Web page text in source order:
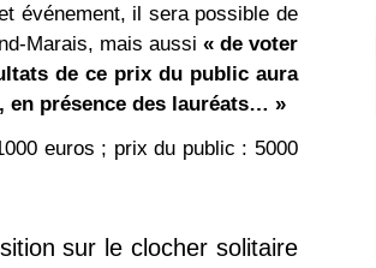
événement, il sera possible de
Marais, mais aussi « de voter
de ce prix du public aura
, en présence des lauréats… »
euros ; prix du public : 5000
sur le clocher solitaire